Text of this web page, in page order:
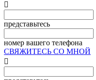

представьтесь
номер вашего телефона
СВЯЖИТЕСЬ СО МНОЙ
